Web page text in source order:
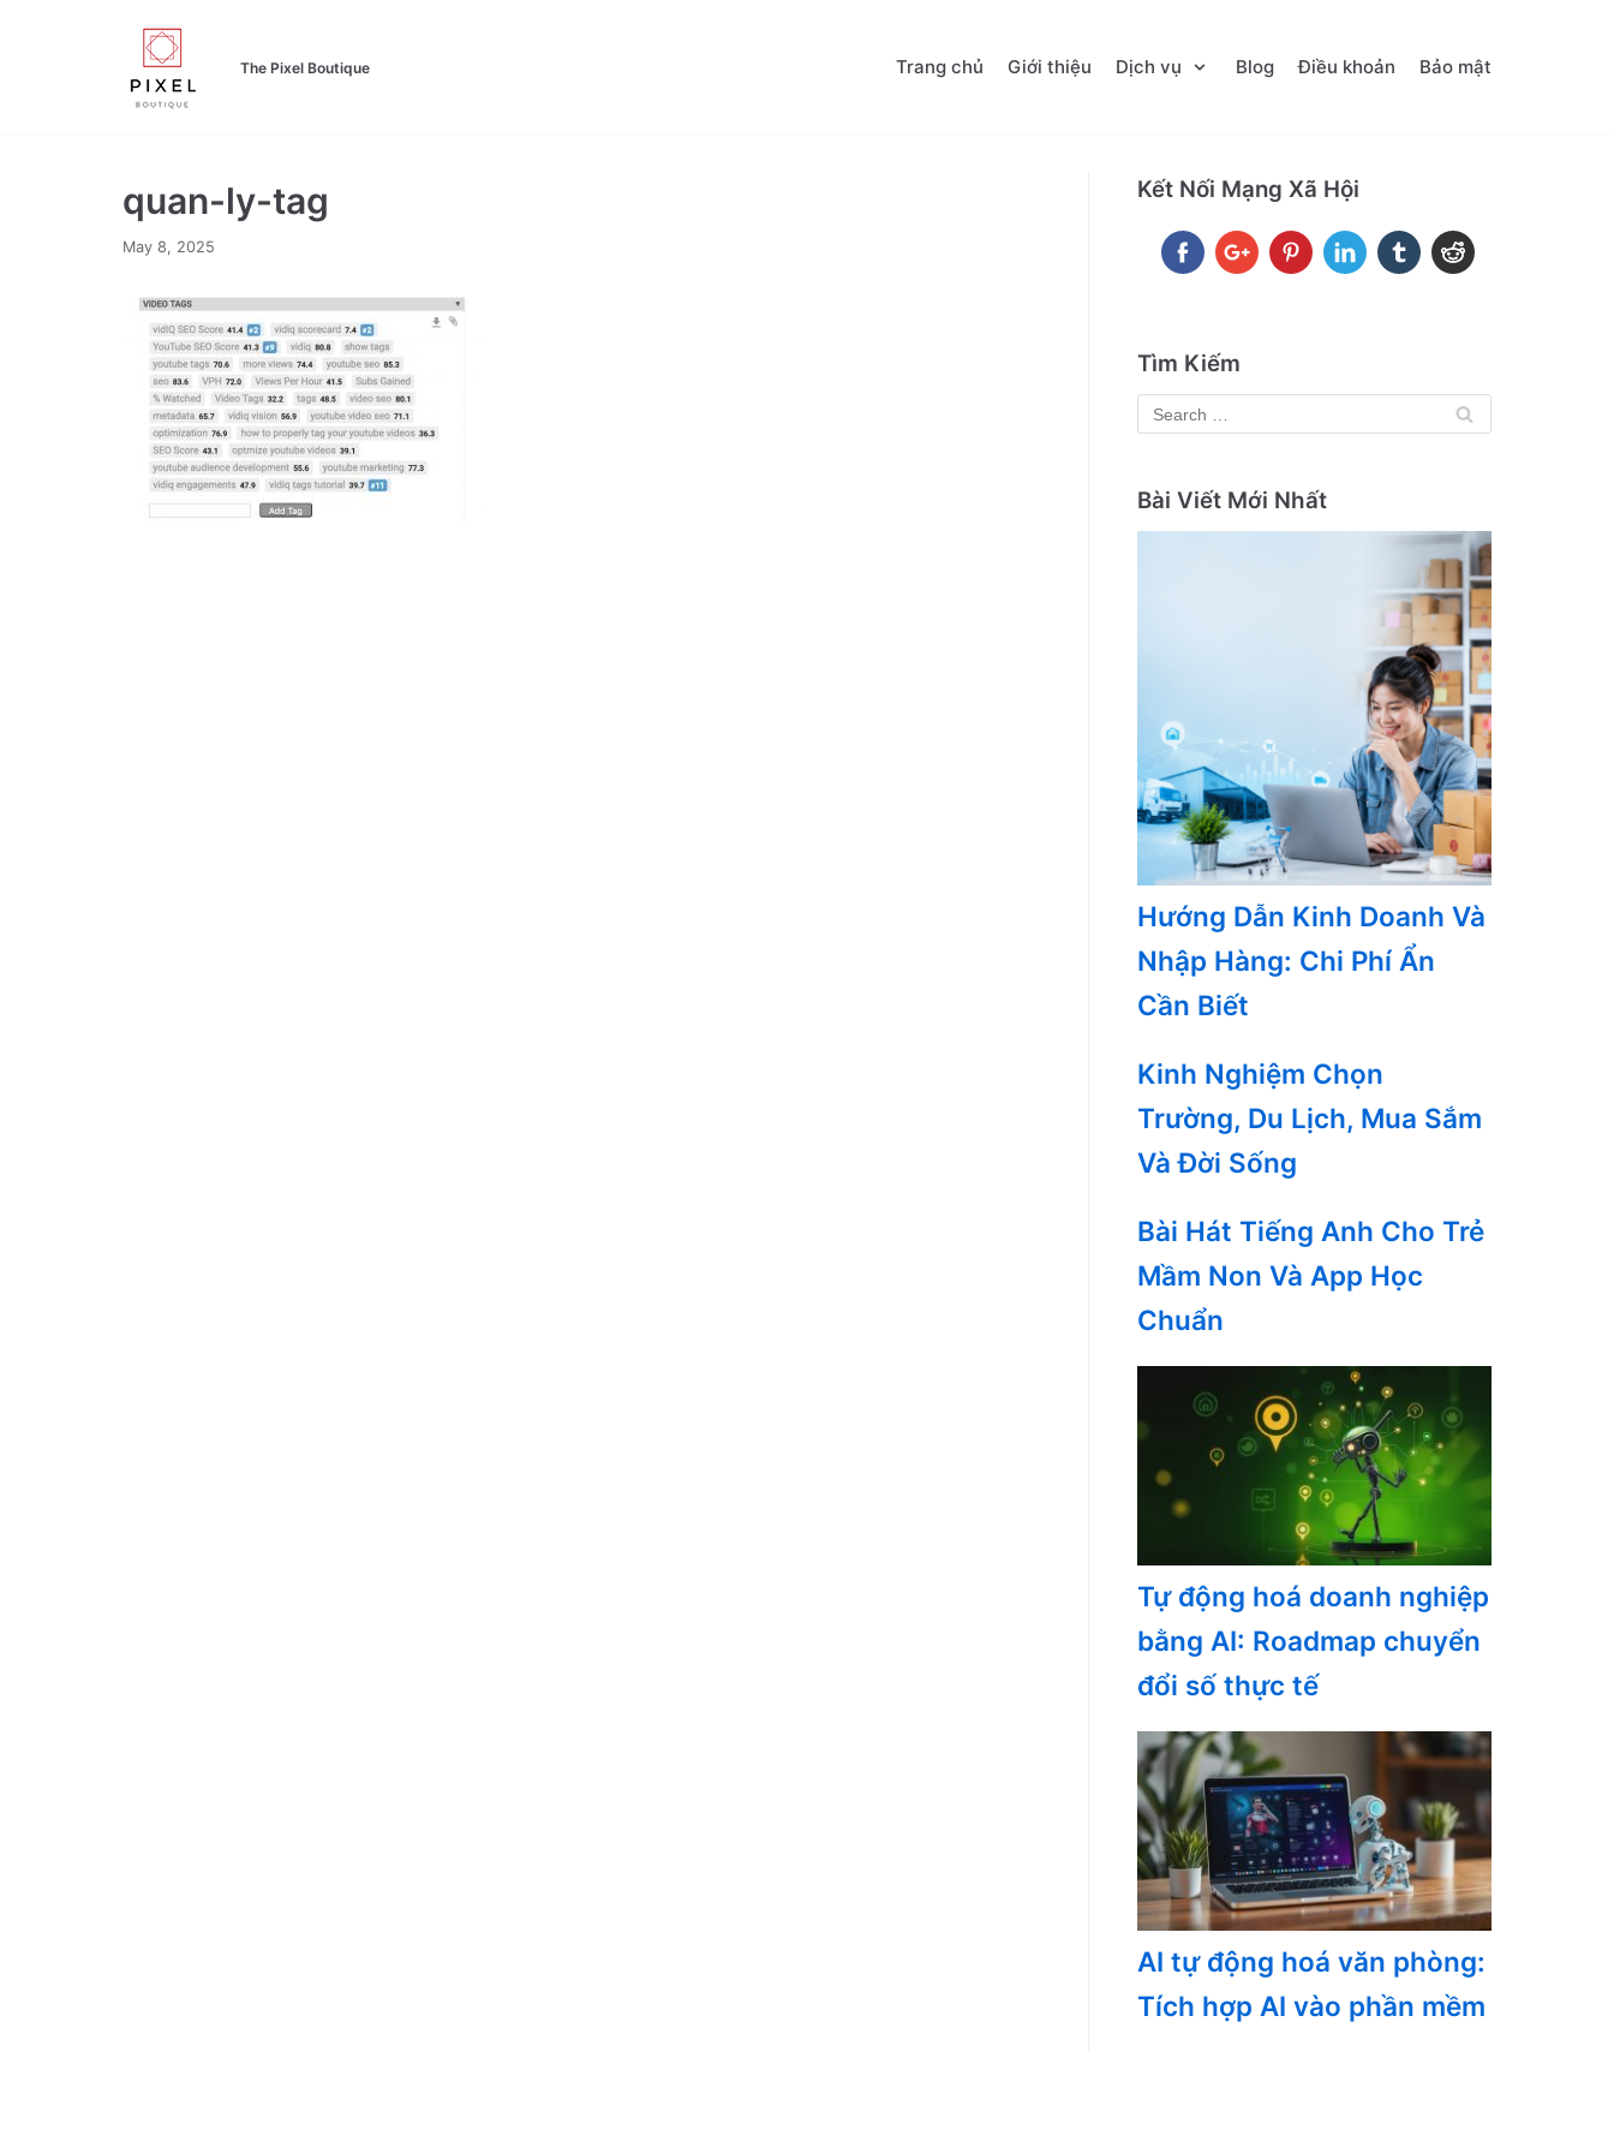
The Pixel Boutique Trang chủ Giới thiệu Dịch vụ Blog Điều khoản Bảo mật
quan-ly-tag
May 8, 2025
Kết Nối Mạng Xã Hội
Tìm Kiếm
Bài Viết Mới Nhất
Hướng Dẫn Kinh Doanh Và
Nhập Hàng: Chi Phí Ẩn
Cần Biết
Kinh Nghiệm Chọn
Trường, Du Lịch, Mua Sắm
Và Đời Sống
Bài Hát Tiếng Anh Cho Trẻ
Mầm Non Và App Học
Chuẩn
Tự động hoá doanh nghiệp
bằng AI: Roadmap chuyển
đổi số thực tế
AI tự động hoá văn phòng:
Tích hợp AI vào phần mềm